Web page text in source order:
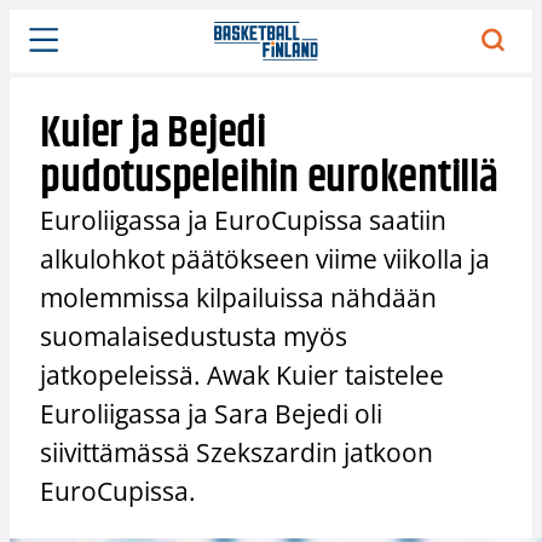
Siirry
sisältöön
Kuier ja Bejedi
pudotuspeleihin eurokentillä
Euroliigassa ja EuroCupissa saatiin
alkulohkot päätökseen viime viikolla ja
molemmissa kilpailuissa nähdään
suomalaisedustusta myös
jatkopeleissä. Awak Kuier taistelee
Euroliigassa ja Sara Bejedi oli
siivittämässä Szekszardin jatkoon
EuroCupissa.